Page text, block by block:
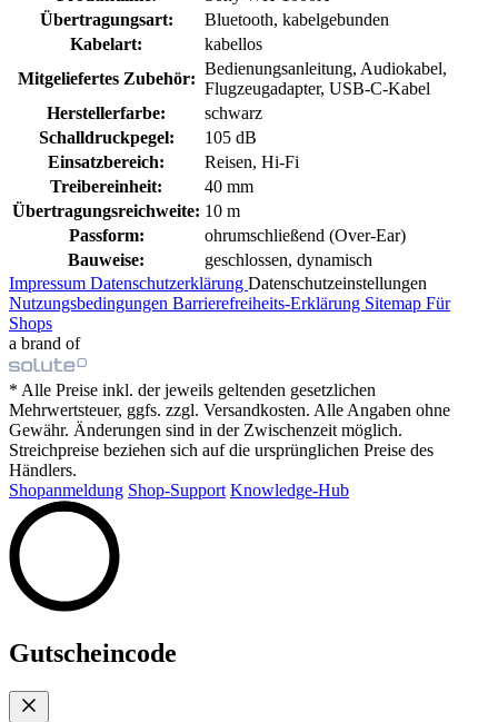
Übertragungsart:
Bluetooth, kabelgebunden
Kabelart:
kabellos
Mitgeliefertes Zubehör:
Bedienungsanleitung, Audiokabel,
Flugzeugadapter, USB-C-Kabel
Herstellerfarbe:
schwarz
Schalldruckpegel:
105 dB
Einsatzbereich:
Reisen, Hi-Fi
Treibereinheit:
40 mm
Übertragungsreichweite: 10 m
Passform:
ohrumschließend (Over-Ear)
Bauweise:
geschlossen, dynamisch
Impressum Datenschutzerklärung Datenschutzeinstellungen
Nutzungsbedingungen Barrierefreiheits-Erklärung Sitemap Für
Shops
a brand of
* Alle Preise inkl. der jeweils geltenden gesetzlichen
Mehrwertsteuer, ggfs. zzgl. Versandkosten. Alle Angaben ohne
Gewähr. Änderungen sind in der Zwischenzeit möglich.
Streichpreise beziehen sich auf die ursprünglichen Preise des
Händlers.
Shopanmeldung Shop-Support Knowledge-Hub
Gutscheincode